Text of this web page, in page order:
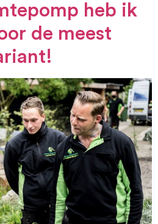
heb ik
de meest